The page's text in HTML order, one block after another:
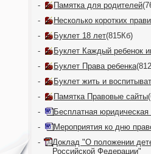
-
Памятка для родителей
-
Несколько коротких
-
Буклет 18 лет(815Кб)
-
Буклет Каждый ребенок
-
Буклет Права ребенка
-
Буклет жить и
-
Памятка Правовые сайты
-
Бесплатная
-
Мероприятия ко дню
-
Доклад "О положении
Российской Федерации"